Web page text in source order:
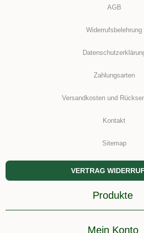
AGB
Widerrufsbelehrung
Zahlungsarten
Versandkosten und
Kontakt
Sitemap
VERTRAG
Produkte
Mein Konto